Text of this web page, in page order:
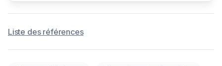
Liste des références